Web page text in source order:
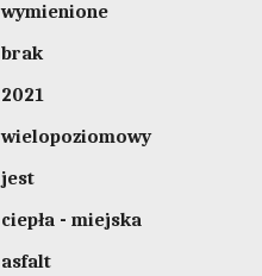
wymienione
brak
2021
wielopoziomowy
jest
ciepła - miejska
asfalt